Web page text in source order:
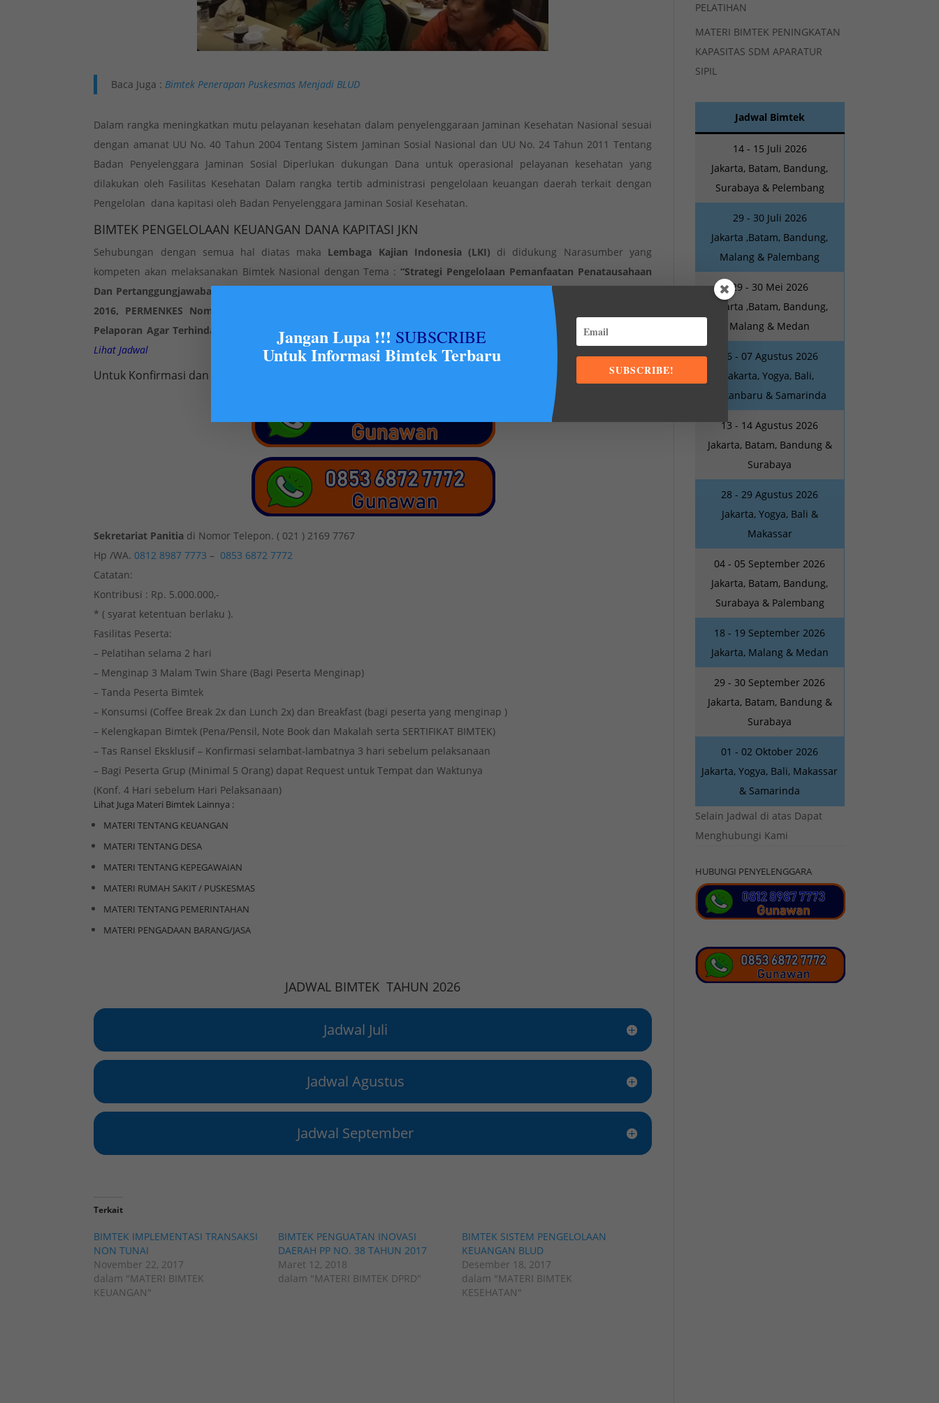
Baca Juga :Bimtek Penerapan Puskesmas Menjadi BLUD
Dalam rangka meningkatkan mutu pelayanan kesehatan dalam penyelenggaraan Jaminan Kesehatan Nasional sesuai
dengan amanat UU No. 40 Tahun 2004 Tentang Sistem Jaminan Sosial Nasional dan UU No. 24 Tahun 2011 Tentang
Badan Penyelenggara Jaminan Sosial Diperlukan dukungan Dana untuk operasional pelayanan kesehatan yang
dilakukan oleh Fasilitas Kesehatan Dalam rangka tertib administrasi pengelolaan keuangan daerah terkait dengan
Pengelolan dana kapitasi oleh Badan Penyelenggara Jaminan Sosial Kesehatan.
BIMTEK PENGELOLAAN KEUANGAN DANA KAPITASI JKN
Sehubungan dengan semua hal diatas maka Lembaga Kajian Indonesia (LKI) di didukung Narasumber yang
kompeten akan melaksanakan Bimtek Nasional dengan Tema :“Strategi Pengelolaan Pemanfaatan Penatausahaan
Dan Pertanggungjawaban Keuangan Dana Kapitasi Jaminan Kesehatan Nasional (JKN) Sesuai PERMENKES 21 tahun
2016, PERMENKES Nomor 28 Tahun 2016 dan SE-900 Mendagri 2014 Menuju Akuntabilitas Pengelolaan dan
Pelaporan Agar Terhindar Dari Permasalahan Hukum Dan Unsur Kerugian Negara”
yang akan dilaksanakan pada :
Lihat Jadwal
Untuk Konfirmasi dan Informasi Pendaftaran pada kegiatan ini dapat menghubungi
Sekretariat Panitia di Nomor Telepon. ( 021 ) 2169 7767
Hp /WA.0812 8987 7773 –0853 6872 7772
Catatan:
Kontribusi : Rp. 5.000.000,-
* ( syarat ketentuan berlaku ).
Fasilitas Peserta:
– Pelatihan selama 2 hari
– Menginap 3 Malam Twin Share (Bagi Peserta Menginap)
– Tanda Peserta Bimtek
– Konsumsi (Coffee Break 2x dan Lunch 2x) dan Breakfast (bagi peserta yang menginap )
– Kelengkapan Bimtek (Pena/Pensil, Note Book dan Makalah serta SERTIFIKAT BIMTEK)
– Tas Ransel Eksklusif – Konfirmasi selambat-lambatnya 3 hari sebelum pelaksanaan
– Bagi Peserta Grup (Minimal 5 Orang) dapat Request untuk Tempat dan Waktunya
(Konf. 4 Hari sebelum Hari Pelaksanaan)
Lihat Juga Materi Bimtek Lainnya :
MATERI TENTANG KEUANGAN
MATERI TENTANG DESA
MATERI TENTANG KEPEGAWAIAN
MATERI RUMAH SAKIT / PUSKESMAS
MATERI TENTANG PEMERINTAHAN
MATERI PENGADAAN BARANG/JASA
JADWAL BIMTEK TAHUN 2026
Jadwal Juli
Jadwal Agustus
Jadwal September
Terkait
BIMTEK IMPLEMENTASI TRANSAKSI
NON TUNAI
November 22, 2017
dalam "MATERI BIMTEK
KEUANGAN"
BIMTEK PENGUATAN INOVASI
DAERAH PP NO. 38 TAHUN 2017
Maret 12, 2018
dalam "MATERI BIMTEK DPRD"
BIMTEK SISTEM PENGELOLAAN
KEUANGAN BLUD
Desember 18, 2017
dalam "MATERI BIMTEK
KESEHATAN"
PELATIHAN
MATERI BIMTEK PENINGKATAN
KAPASITAS SDM APARATUR
SIPIL
Jadwal Bimtek
14 - 15 Juli 2026
Jakarta, Batam, Bandung,
Surabaya & Pelembang
29 - 30 Juli 2026
Jakarta ,Batam, Bandung,
Malang & Palembang
29 - 30 Mei 2026
Jakarta ,Batam, Bandung,
Malang & Medan
06 - 07 Agustus 2026
Jakarta, Yogya, Bali,
Pekanbaru & Samarinda
13 - 14 Agustus 2026
Jakarta, Batam, Bandung &
Surabaya
28 - 29 Agustus 2026
Jakarta, Yogya, Bali &
Makassar
04 - 05 September 2026
Jakarta, Batam, Bandung,
Surabaya & Palembang
18 - 19 September 2026
Jakarta, Malang & Medan
29 - 30 September 2026
Jakarta, Batam, Bandung &
Surabaya
01 - 02 Oktober 2026
Jakarta, Yogya, Bali, Makassar
& Samarinda
Selain Jadwal di atas Dapat
Menghubungi Kami
HUBUNGI PENYELENGGARA
Jangan Lupa !!! SUBSCRIBE
Untuk Informasi Bimtek Terbaru
SUBSCRIBE!